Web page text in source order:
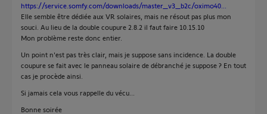
https://service.somfy.com/downloads/master_v3_b2c/oximo40...
Elle semble être dédiée aux VR solaires, mais ne résout pas plus mon
souci. Au lieu de la double coupure 2.8.2 il faut faire 10.15.10
Mon problème reste donc entier.
Un point n'est pas très clair, mais je suppose sans incidence. La double
coupure se fait avec le panneau solaire de débranché je suppose ? En tout
cas je procède ainsi.
Si jamais cela vous rappelle du vécu...
Bonne soirée